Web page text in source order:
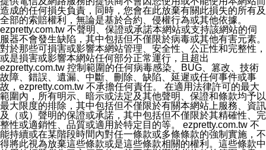
造成的任何損失負責，同時，您會在此放棄有關此損失的所有及
全部的索賠權利，無論是基於合約、侵權行為或其他依據。
ezpretty.com.tw 不聲明、保證或承諾本網站或支持該網站的伺
服器不會發生缺陷，其中包括但不僅限於病毒或其他有害元素。
對於那些可損害或影響本網站管理、安全性、公正性和完整性，
或是損害或影響本網站任何部分正常運行，且超出
ezpretty.com.tw 控制範圍的任何病毒感染、BUG、篡改、技術
故障、錯誤、遺漏、中斷、刪除、缺陷、延遲或任何事件或事
故，ezpretty.com.tw 不承擔任何責任。 在適用法律許可的最大
範圍內，所有明示、暗示或法定及其他聲明、保證和條款均予以
最大限度的排除，其中包括但不僅限於有關本網站上服務、資訊
及（或）聲明的保證或承諾，其中包括但不僅限於其精確性、完
整性或適銷性、品質或適用於特定目的等。 ezpretty.com.tw 不
能持續或在某階段時間內對任一條款或多條條款的強制實施，不
得將此視為放棄這些條款或是這些條款相關的權利。這些條款中